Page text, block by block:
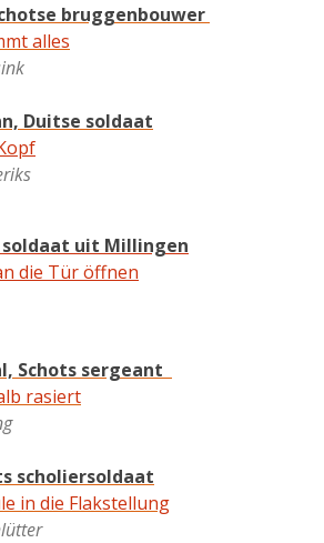
bruggenbouwer
alles
Duitse soldaat
soldaat uit Millingen
die Tür öffnen
Schots sergeant
rasiert
scholiersoldaat
in die Flakstellung